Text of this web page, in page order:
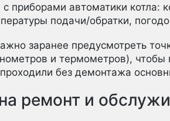
приборами автоматики котла:
подачи/обратки,
заранее предусмотреть
и термометров),
без демонтажа
ремонт и